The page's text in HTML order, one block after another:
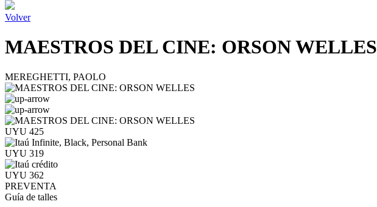
Volver
MAESTROS DEL CINE: ORSON WELLES
MEREGHETTI, PAOLO
UYU 425
UYU 319
UYU 362
PREVENTA
Guía de talles